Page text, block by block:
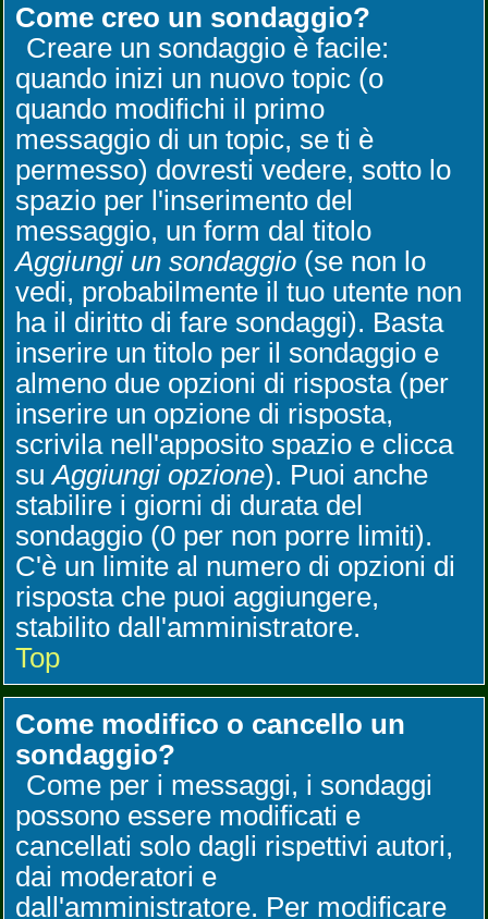
Come creo un sondaggio?
Creare un sondaggio è facile:
quando inizi un nuovo topic (o
quando modifichi il primo
messaggio di un topic, se ti è
permesso) dovresti vedere, sotto lo
spazio per l'inserimento del
messaggio, un form dal titolo
Aggiungi un sondaggio (se non lo
vedi, probabilmente il tuo utente non
ha il diritto di fare sondaggi). Basta
inserire un titolo per il sondaggio e
almeno due opzioni di risposta (per
inserire un opzione di risposta,
scrivila nell'apposito spazio e clicca
suAggiungi opzione). Puoi anche
stabilire i giorni di durata del
sondaggio (0 per non porre limiti).
C'è un limite al numero di opzioni di
risposta che puoi aggiungere,
stabilito dall'amministratore.
Top
Come modifico o cancello un
sondaggio?
Come per i messaggi, i sondaggi
possono essere modificati e
cancellati solo dagli rispettivi autori,
dai moderatori e
dall'amministratore. Per modificare